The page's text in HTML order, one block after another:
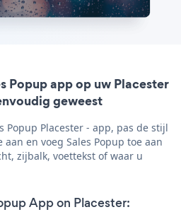
Popup app op uw Placester
geweest
Popup Placester - app, pas de stijl
en voeg Sales Popup toe aan
zijbalk, voettekst of waar u
App on Placester: